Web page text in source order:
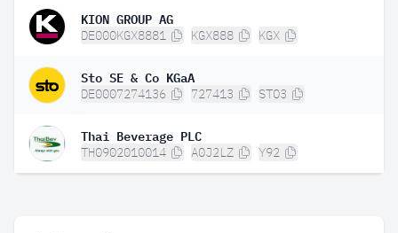
KION GROUP AG
DE000KGX8881 KGX888 KGX
Sto SE & Co KGaA
DE0007274136 727413 STO3
Thai Beverage PLC
TH0902010014 A0J2LZ Y92